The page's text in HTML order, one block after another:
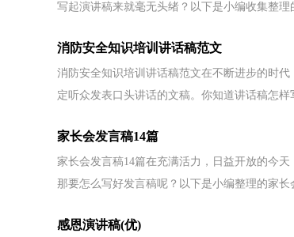
写起演讲稿来就毫无头绪？以下是小编收集整理
消防安全知识培训讲话稿范文
消防安全知识培训讲话稿范文在不断进步的时
定听众发表口头讲话的文稿。你知道讲话稿怎样
家长会发言稿14篇
家长会发言稿14篇在充满活力，日益开放的今
那要怎么写好发言稿呢？以下是小编整理的家长
感恩演讲稿(优)